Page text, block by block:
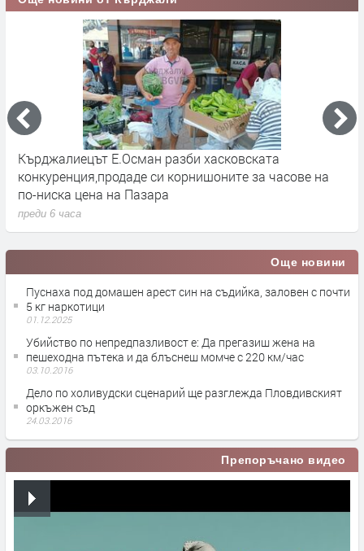
Кърджалиецът Е.Осман разби хасковската
конкуренция,продаде си корнишоните за часове на
по-ниска цена на Пазара
преди 6 часа
Още новини
Пуснаха под домашен арест син на съдийка, заловен с почти
5 кг наркотици
01.12.2025
Убийство по непредпазливост е: Да прегазиш жена на
пешеходна пътека и да блъснеш момче с 220 км/час
03.10.2016
Дело по холивудски сценарий ще разглежда Пловдивският
оркъжен съд
24.03.2016
Препоръчано видео